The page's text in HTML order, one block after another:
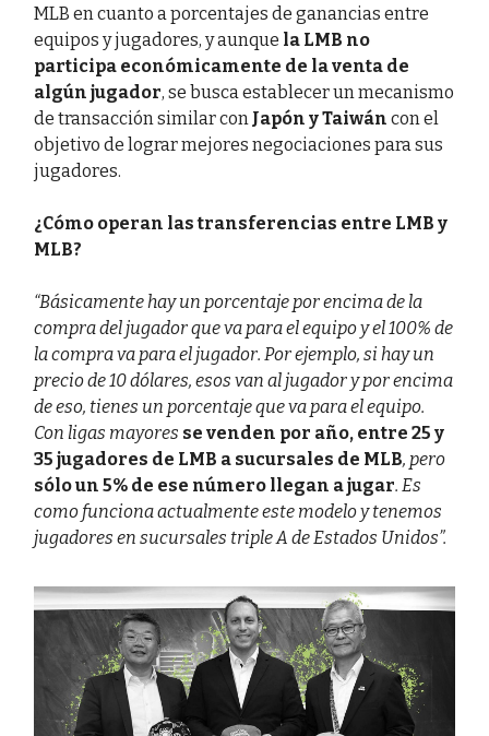
MLB en cuanto a porcentajes de ganancias entre
equipos y jugadores, y aunque la LMB no
participa económicamente de la venta de
algún jugador, se busca establecer un mecanismo
de transacción similar con Japón y Taiwán con el
objetivo de lograr mejores negociaciones para sus
jugadores.
¿Cómo operan las transferencias entre LMB y
MLB?
“Básicamente hay un porcentaje por encima de la
compra del jugador que va para el equipo y el 100% de
la compra va para el jugador. Por ejemplo, si hay un
precio de 10 dólares, esos van al jugador y por encima
de eso, tienes un porcentaje que va para el equipo.
Con ligas mayores se venden por año, entre 25 y
35 jugadores de LMB a sucursales de MLB, pero
sólo un 5% de ese número llegan a jugar. Es
como funciona actualmente este modelo y tenemos
jugadores en sucursales triple A de Estados Unidos”.